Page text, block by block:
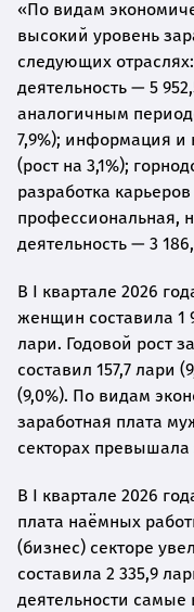
«По видам
высокий уровень
следующих
деятельность — 5
аналогичным
7,9%); информация и
(рост на 3,1%);
разработка
профессиональная,
деятельность — 3
В I квартале 2026
женщин составила 1
лари. Годовой рост
составил 157,7 лари
(9,0%). По видам
заработная плата
секторах
В I квартале 2026
плата наёмных
(бизнес) секторе
составила 2 335,9
деятельности